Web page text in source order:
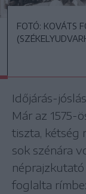
FOTÓ: KOVÁTS
Időjárás-
Már az 1575-
tiszta, kétség
sok szénára
foglalta rímbe: